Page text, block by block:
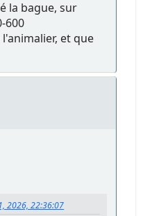
la bague, sur
600
et que
2026, 22:36:07